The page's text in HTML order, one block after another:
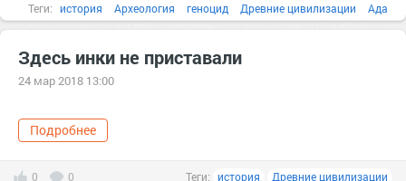
Теги: история Археология геноцид Древние цивилизации Ада
Здесь инки не приставали
24 мар 2018 13:00
Подробнее
0 0 Теги: история Древние цивилизации